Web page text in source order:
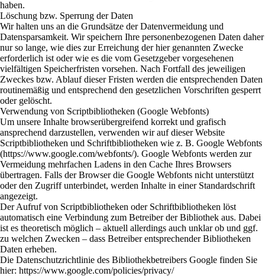
haben.
Löschung bzw. Sperrung der Daten
Wir halten uns an die Grundsätze der Datenvermeidung und
Datensparsamkeit. Wir speichern Ihre personenbezogenen Daten daher
nur so lange, wie dies zur Erreichung der hier genannten Zwecke
erforderlich ist oder wie es die vom Gesetzgeber vorgesehenen
vielfältigen Speicherfristen vorsehen. Nach Fortfall des jeweiligen
Zweckes bzw. Ablauf dieser Fristen werden die entsprechenden Daten
routinemäßig und entsprechend den gesetzlichen Vorschriften gesperrt
oder gelöscht.
Verwendung von Scriptbibliotheken (Google Webfonts)
Um unsere Inhalte browserübergreifend korrekt und grafisch
ansprechend darzustellen, verwenden wir auf dieser Website
Scriptbibliotheken und Schriftbibliotheken wie z. B. Google Webfonts
(https://www.google.com/webfonts/). Google Webfonts werden zur
Vermeidung mehrfachen Ladens in den Cache Ihres Browsers
übertragen. Falls der Browser die Google Webfonts nicht unterstützt
oder den Zugriff unterbindet, werden Inhalte in einer Standardschrift
angezeigt.
Der Aufruf von Scriptbibliotheken oder Schriftbibliotheken löst
automatisch eine Verbindung zum Betreiber der Bibliothek aus. Dabei
ist es theoretisch möglich – aktuell allerdings auch unklar ob und ggf.
zu welchen Zwecken – dass Betreiber entsprechender Bibliotheken
Daten erheben.
Die Datenschutzrichtlinie des Bibliothekbetreibers Google finden Sie
hier: https://www.google.com/policies/privacy/